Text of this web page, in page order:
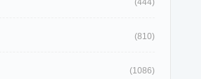
(810)
(1086)